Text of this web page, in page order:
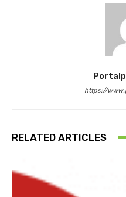
https://
RELATED ARTICLES